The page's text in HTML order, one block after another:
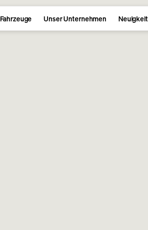
Fahrzeuge Unser Unternehmen